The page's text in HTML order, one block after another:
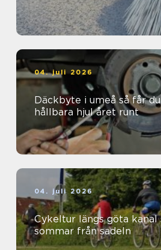
04. juli 2026
Däckbyte i umeå så får du säkra och
hållbara hjul året runt
04. juli 2026
Cykeltur längs göta kanal svensk
sommar från sadeln